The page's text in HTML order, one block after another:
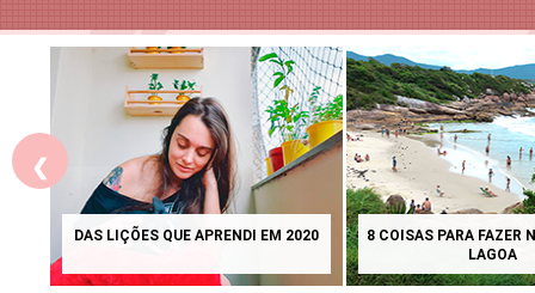
QUANDO ADOTAMOS O TIMMY E O
LIVRO INTERATIVO: 1
CADA VEZ
❮